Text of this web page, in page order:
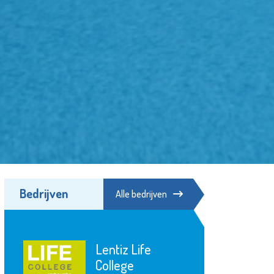
Bedrijven Alle bedrijven
Life